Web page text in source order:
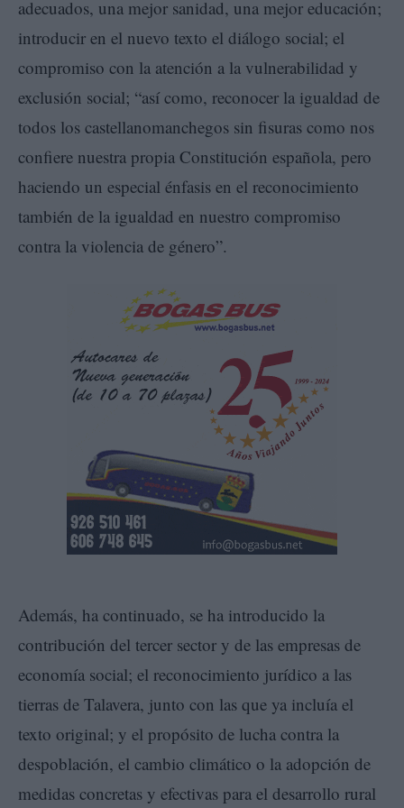
adecuados, una mejor sanidad, una mejor educación;
introducir en el nuevo texto el diálogo social; el
compromiso con la atención a la vulnerabilidad y
exclusión social; “así como, reconocer la igualdad de
todos los castellanomanchegos sin fisuras como nos
confiere nuestra propia Constitución española, pero
haciendo un especial énfasis en el reconocimiento
también de la igualdad en nuestro compromiso
contra la violencia de género”.
Además, ha continuado, se ha introducido la
contribución del tercer sector y de las empresas de
economía social; el reconocimiento jurídico a las
tierras de Talavera, junto con las que ya incluía el
texto original; y el propósito de lucha contra la
despoblación, el cambio climático o la adopción de
medidas concretas y efectivas para el desarrollo rural